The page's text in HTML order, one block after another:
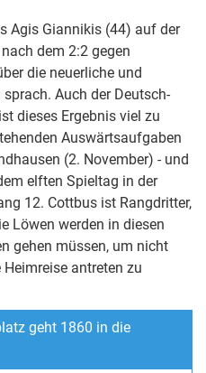
Agis Giannikis (44) auf der
dem 2:2 gegen
die neuerliche und
Auch der Deutsch-
dieses Ergebnis viel zu
Auswärtsaufgaben
(2. November) - und
elften Spieltag in der
12. Cottbus ist Rangdritter,
Löwen werden in diesen
gehen müssen, um nicht
antreten zu
geht 1860 in die